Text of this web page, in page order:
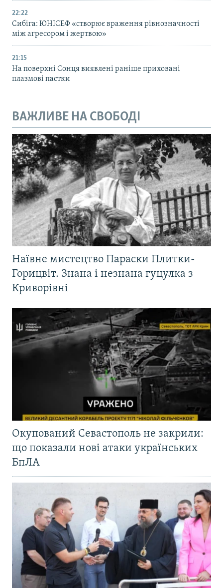
22:22
Сибіга: ЮНІСЕФ «створює враження рівнозначності
між агресором і жертвою»
21:15
На поверхні Сонця виявлені раніше приховані
плазмові пастки
ВАЖЛИВЕ НА СВОБОДІ
Наївне мистецтво Параски Плитки-
Горицвіт. Знана і незнана гуцулка з
Криворівні
Окупований Севастополь не закрили:
що показали нові атаки українських
БпЛА